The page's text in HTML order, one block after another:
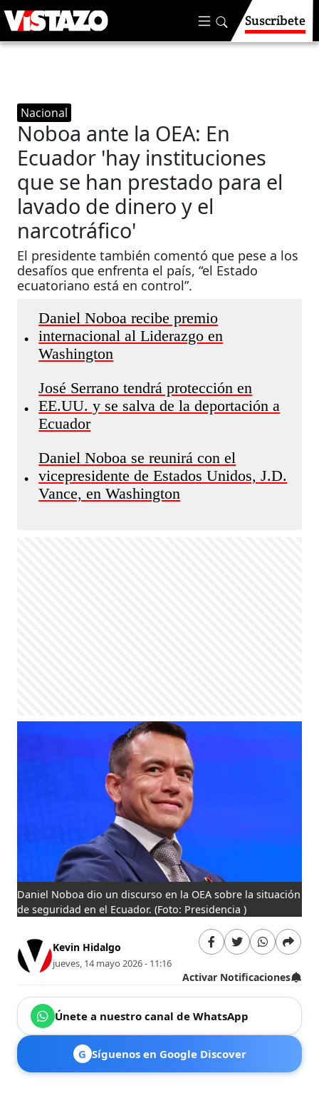
Suscríbete
Nacional
Noboa ante la OEA: En
Ecuador 'hay instituciones
que se han prestado para el
lavado de dinero y el
narcotráfico'
El presidente también comentó que pese a los
desafíos que enfrenta el país, “el Estado
ecuatoriano está en control”.
•
Daniel Noboa recibe premio
internacional al Liderazgo en
Washington
•
José Serrano tendrá protección en
EE.UU. y se salva de la deportación a
Ecuador
•
Daniel Noboa se reunirá con el
vicepresidente de Estados Unidos, J.D.
Vance, en Washington
Daniel Noboa dio un discurso en la OEA sobre la situación
de seguridad en el Ecuador. (Foto: Presidencia )
Kevin Hidalgo
jueves, 14 mayo 2026 - 11:16
Activar Notificaciones
Únete a nuestro canal de WhatsApp
G Síguenos en Google Discover